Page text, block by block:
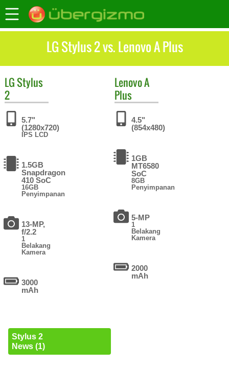
LG Stylus 2 vs. Lenovo A Plus
LGStylus
2
5.7"
(1280x720)
IPS LCD
1.5GB
Snapdragon
410 SoC
16GB
Penyimpanan
13-MP,
f/2.2
1
Belakang
Kamera
3000
mAh
Stylus 2
News (1)
LenovoA
Plus
4.5"
(854x480)
1GB
MT6580
SoC
8GB
Penyimpanan
5-MP
1
Belakang
Kamera
2000
mAh